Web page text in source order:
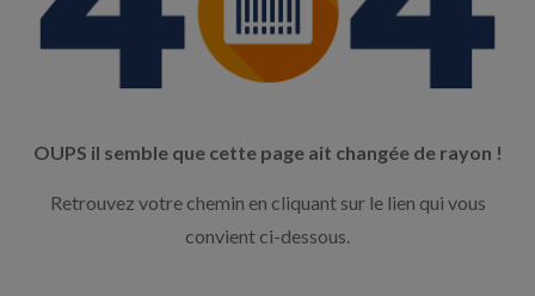
OUPS il semble que cette page ait changée de rayon !
Retrouvez votre chemin en cliquant sur le lien qui vous
convient ci-dessous.